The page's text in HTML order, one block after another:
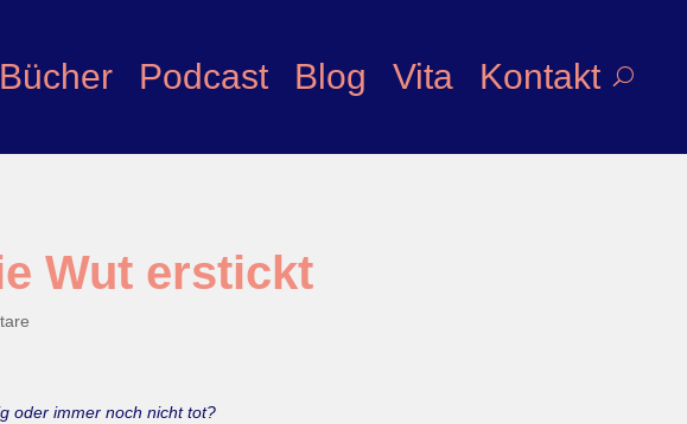
Bücher Podcast Blog Vita Kontakt
Wut erstickt
oder immer noch nicht tot?